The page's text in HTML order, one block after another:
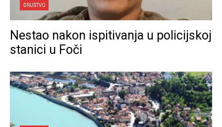
DRUŠTVO
Nestao nakon ispitivanja u policijskoj
stanici u Foči